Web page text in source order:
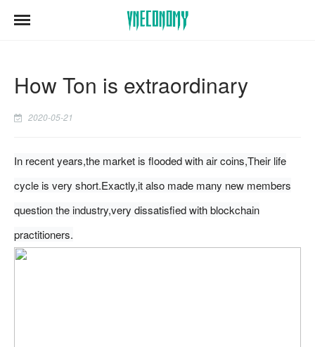
How Ton is extraordinary
2020-05-21
In recent years,the market is flooded with air coins,Their life
cycle is very short.Exactly,it also made many new members
question the industry,very dissatisfied with blockchain
practitioners.